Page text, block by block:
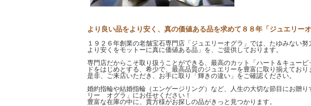
より良い品をより安く、真の価値ある品を求めて８８年「ジュエリーオ
１９２６年創業の老舗宝石専門店「ジュエリーオグラ」では、たゆみない
より安くをモットーに真に価値ある品」を、ご提供しております。
専門店だからこそ取り扱うことができる、最高のカット「ハート＆キュー
ドをはじめとする、希少で、最高品質のジュエリーを豊富に取り揃えており
是非、ご来店いただき、お手に取り「輝きの違い」をご確認ください。
婚約指輪や結婚指輪（エンゲージリング）など、人生の大切な節目にお贈
リー オグラ」にお任せください！
豊富な在庫の中に、貴方様がお探しの品がきっと見つかります。